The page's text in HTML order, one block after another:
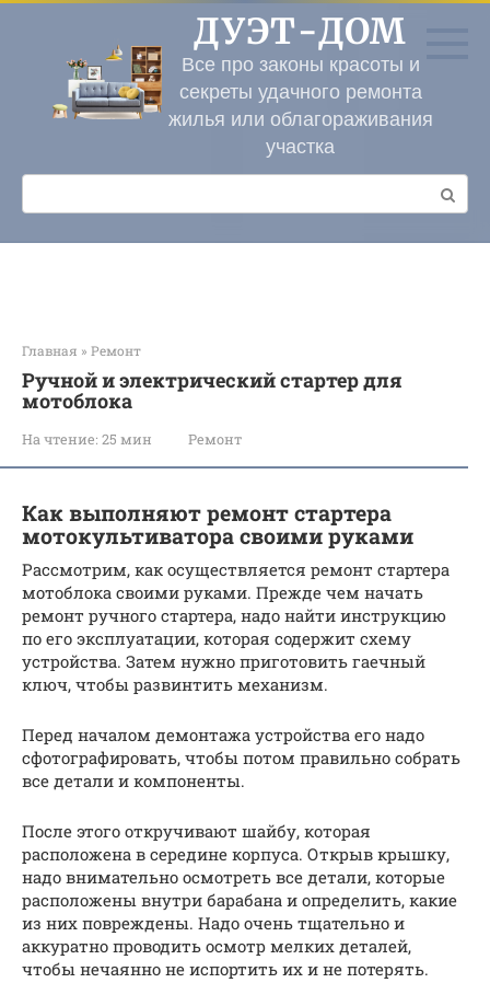
Перейти
контенту
ДУЭТ-ДОМ
Все про законы красоты и
секреты удачного ремонта
жилья или облагораживания
участка
Поиск:
Главная » Ремонт
Ручной и электрический стартер для
мотоблока
На чтение: 25 мин Ремонт
Как выполняют ремонт стартера
мотокультиватора своими руками
Рассмотрим, как осуществляется ремонт стартера
мотоблока своими руками. Прежде чем начать
ремонт ручного стартера, надо найти инструкцию
по его эксплуатации, которая содержит схему
устройства. Затем нужно приготовить гаечный
ключ, чтобы развинтить механизм.
Перед началом демонтажа устройства его надо
сфотографировать, чтобы потом правильно собрать
все детали и компоненты.
После этого откручивают шайбу, которая
расположена в середине корпуса. Открыв крышку,
надо внимательно осмотреть все детали, которые
расположены внутри барабана и определить, какие
из них повреждены. Надо очень тщательно и
аккуратно проводить осмотр мелких деталей,
чтобы нечаянно не испортить их и не потерять.